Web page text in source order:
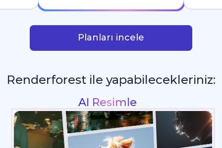
Planları incele
Renderforest ile yapabilecekleriniz:
İntrolar ve Log